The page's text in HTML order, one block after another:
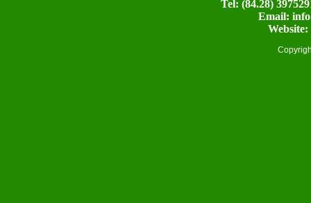
Tel: (84.28)
Email: